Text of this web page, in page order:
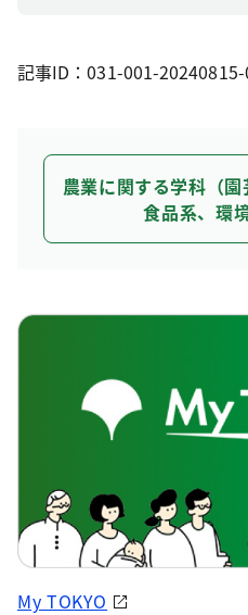
記事ID：031-001-
農業に関する学科（園
食品系、環
My TOKYO